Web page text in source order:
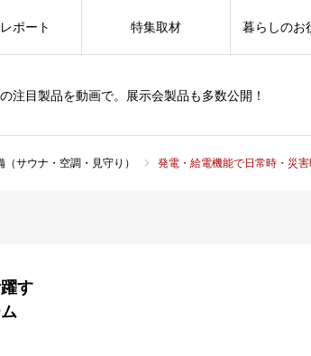
注目製品を動画で。展示会製品も多数公開！
ポート 特集取材 暮らしのお
サウナ・空調・見守り） 発電・給電機能で日常時・災害時どち
す